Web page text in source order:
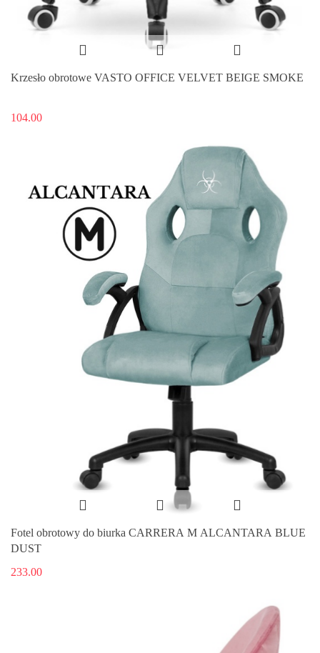
Krzesło obrotowe VASTO OFFICE VELVET BEIGE SMOKE
104.00
Fotel obrotowy do biurka CARRERA M ALCANTARA BLUE
DUST
233.00